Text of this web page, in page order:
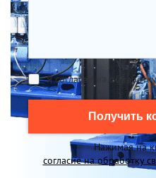
Я согласен на
Получить
Нажимая на
согласие на обработку